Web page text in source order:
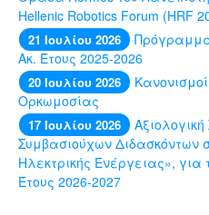
Hellenic Robotics Forum (HRF
21 Ιουλίου 2026
Πρόγραμμα
Ακ. Έτους 2025-2026
20 Ιουλίου 2026
Ορκωμοσίας
17 Ιουλίου 2026
Συμβασιούχων Διδασκόντων
Ηλεκτρικής Ενέργειας», για
Έτους 2026-2027